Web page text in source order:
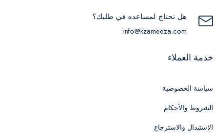
هل تحتاج لمساعده في طلبك؟
info@kzameeza.com
خدمة العملاء
سياسة الخصوصية
الشروط والأحكام
الاستبدال والاسترجاع